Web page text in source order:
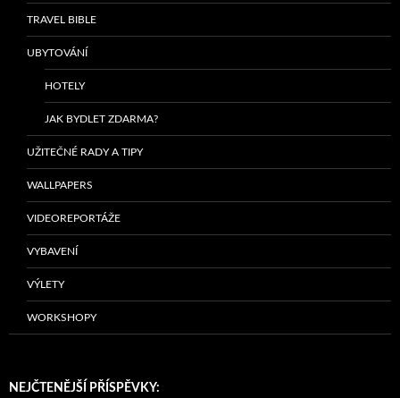
TRAVEL BIBLE
UBYTOVÁNÍ
HOTELY
JAK BYDLET ZDARMA?
UŽITEČNÉ RADY A TIPY
WALLPAPERS
VIDEOREPORTÁŽE
VYBAVENÍ
VÝLETY
WORKSHOPY
NEJČTENĚJŠÍ PŘÍSPĚVKY: